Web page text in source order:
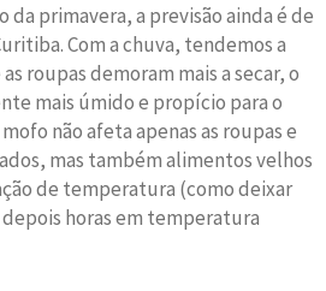
da primavera, a previsão ainda é de
Com a chuva, tendemos a
roupas demoram mais a secar, o
mais úmido e propício para o
não afeta apenas as roupas e
mas também alimentos velhos
de temperatura (como deixar
horas em temperatura